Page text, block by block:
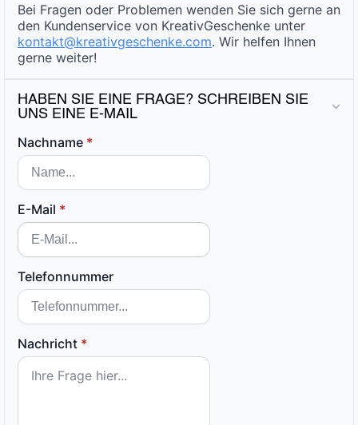
Bei Fragen oder Problemen wenden Sie sich gerne an
den Kundenservice von KreativGeschenke unter
kontakt@kreativgeschenke.com. Wir helfen Ihnen
gerne weiter!
HABEN SIE EINE FRAGE? SCHREIBEN SIE
UNS EINE E-MAIL
Nachname *
E-Mail *
Telefonnummer
Nachricht *